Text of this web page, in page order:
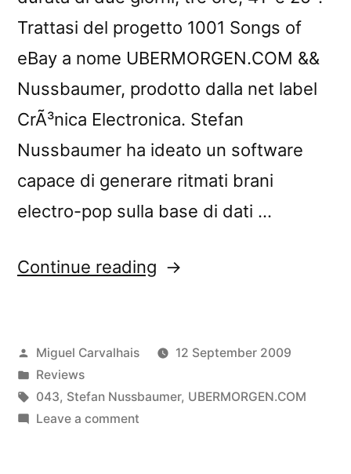
Trattasi del progetto 1001 Songs of
eBay a nome UBERMORGEN.COM &&
Nussbaumer, prodotto dalla net label
CrÃ³nica Electronica. Stefan
Nussbaumer ha ideato un software
capace di generare ritmati brani
electro-pop sulla base di dati …
Continue reading “â€œ1001
eBayâ€
reviewed
Posted
by
Miguel Carvalhais
12 September 2009
Posted
in
Reviews
Tags:
043, Stefan Nussbaumer, UBERMORGEN.COM
Leave a commenton